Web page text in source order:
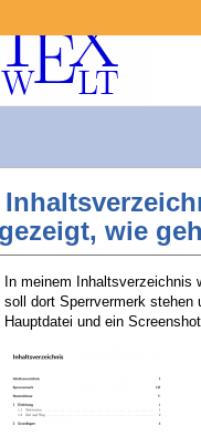
wie
In meinem
soll dort Sperrvermerk stehen
Hauptdatei und ein